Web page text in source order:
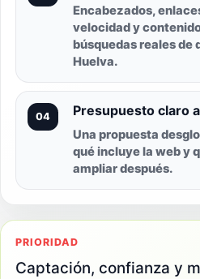
Encabezados,
velocidad y
búsquedas reales de
Huelva.
04 Presupuesto claro
Una propuesta
qué incluye la web y
ampliar después.
PRIORIDAD
Captación, confianza y